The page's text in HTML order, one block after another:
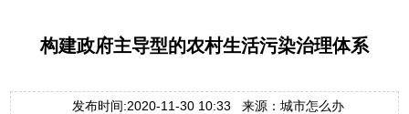
构建政府主导型的农村生活污染治理体系
发布时间:2020-11-30 10:33 来源：城市怎么办